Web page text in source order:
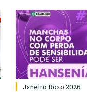
Janeiro Roxo 2026